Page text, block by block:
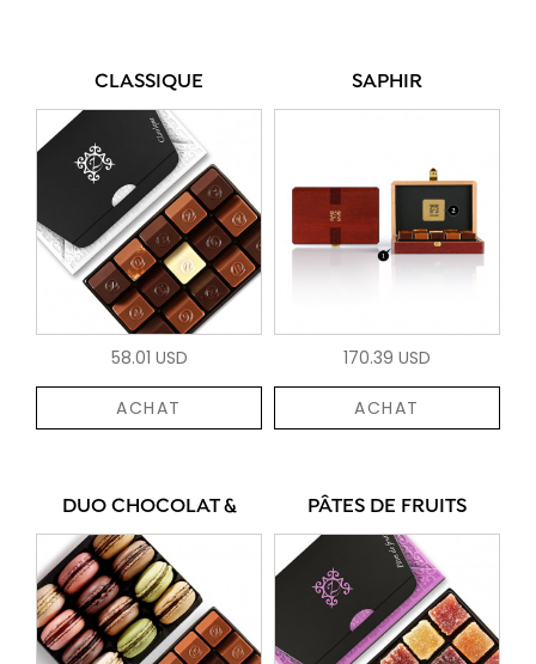
CLASSIQUE
58.01 USD
ACHAT
SAPHIR
170.39 USD
ACHAT
DUO CHOCOLAT & PÂTES DE FRUITS